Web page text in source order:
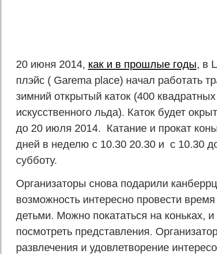
20 июня 2014, как и в прошлые годы, в
плэйс ( Garema place) начал работать
зимний открытый каток (400
искусственного льда). Каток будет
до 20 июля 2014. Катание и прокат
дней в неделю с 10.30 20.30 и с 10.30
субботу.
Организаторы снова подарили
возможность интересно провести
детьми. Можно покататься на коньках,
посмотреть представления.
развлечения и удовлетворение